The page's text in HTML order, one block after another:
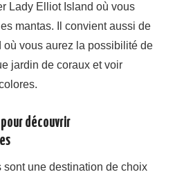
Lady Elliot Island où vous
mantas. Il convient aussi de
où vous aurez la possibilité de
jardin de coraux et voir
pour découvrir
sont une destination de choix